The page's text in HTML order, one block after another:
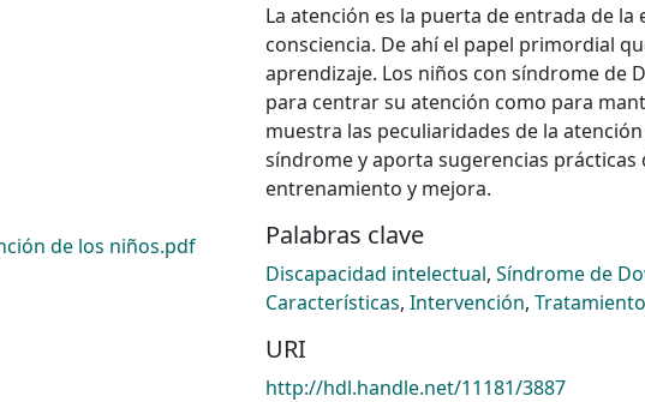
de los niños.pdf
La atención es la puerta de entrada de
consciencia. De ahí el papel primordial
aprendizaje. Los niños con síndrome de
para centrar su atención como para
muestra las peculiaridades de la
síndrome y aporta sugerencias prácticas
entrenamiento y mejora.
Palabras clave
Discapacidad intelectual, Síndrome de
Características, Intervención, Tratamiento
URI
http://hdl.handle.net/11181/3887